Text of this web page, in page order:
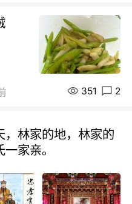
351 2
，林家的地，林家的
家亲。